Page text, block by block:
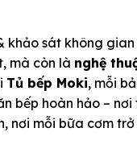
khảo sát không
mà còn là nghệ
Tủ bếp Moki, mỗi
bếp hoàn hảo –
nơi mỗi bữa cơm